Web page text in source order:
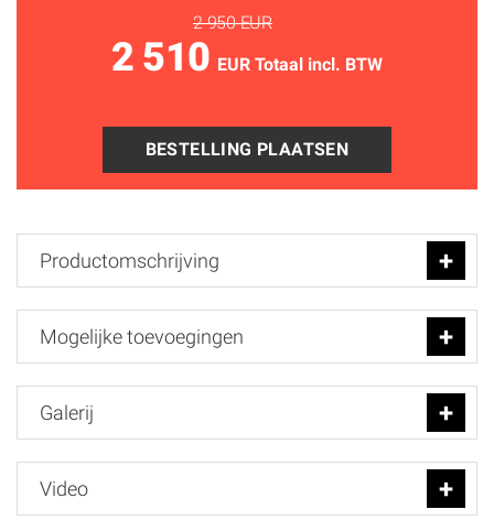
2 950 EUR
2 510 EUR Totaal incl. BTW
Productomschrijving
Mogelijke toevoegingen
Galerij
Video